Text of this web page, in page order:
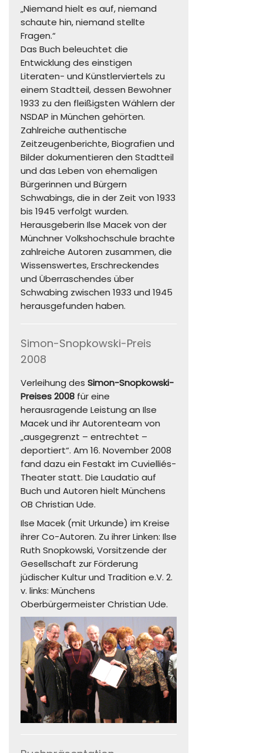
„Niemand hielt es auf, niemand
schaute hin, niemand stellte
Fragen.“
Das Buch beleuchtet die
Entwicklung des einstigen
Literaten- und Künstlerviertels zu
einem Stadtteil, dessen Bewohner
1933 zu den fleißigsten Wählern der
NSDAP in München gehörten.
Zahlreiche authentische
Zeitzeugenberichte, Biografien und
Bilder dokumentieren den Stadtteil
und das Leben von ehemaligen
Bürgerinnen und Bürgern
Schwabings, die in der Zeit von 1933
bis 1945 verfolgt wurden.
Herausgeberin Ilse Macek von der
Münchner Volkshochschule brachte
zahlreiche Autoren zusammen, die
Wissenswertes, Erschreckendes
und Überraschendes über
Schwabing zwischen 1933 und 1945
herausgefunden haben.
Simon-Snopkowski-Preis
2008
Verleihung des Simon-Snopkowski-
Preises 2008 für eine
herausragende Leistung an Ilse
Macek und ihr Autorenteam von
„ausgegrenzt – entrechtet –
deportiert“. Am 16. November 2008
fand dazu ein Festakt im Cuvielliés-
Theater statt. Die Laudatio auf
Buch und Autoren hielt Münchens
OB Christian Ude.
Ilse Macek (mit Urkunde) im Kreise
ihrer Co-Autoren. Zu ihrer Linken: Ilse
Ruth Snopkowski, Vorsitzende der
Gesellschaft zur Förderung
jüdischer Kultur und Tradition e.V. 2.
v. links: Münchens
Oberbürgermeister Christian Ude.